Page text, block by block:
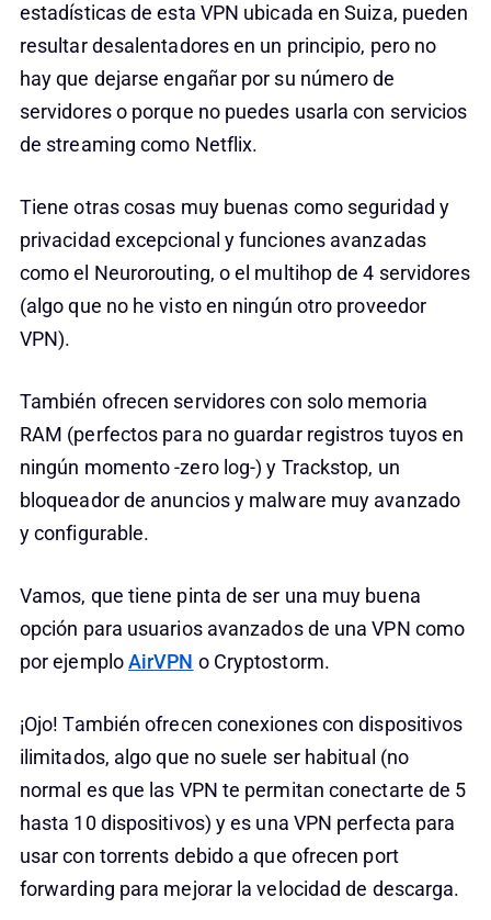
estadísticas de esta VPN ubicada en Suiza, pueden
resultar desalentadores en un principio, pero no
hay que dejarse engañar por su número de
servidores o porque no puedes usarla con servicios
de streaming como Netflix.
Tiene otras cosas muy buenas como seguridad y
privacidad excepcional y funciones avanzadas
como el Neurorouting, o el multihop de 4 servidores
(algo que no he visto en ningún otro proveedor
VPN).
También ofrecen servidores con solo memoria
RAM (perfectos para no guardar registros tuyos en
ningún momento -zero log-) y Trackstop, un
bloqueador de anuncios y malware muy avanzado
y configurable.
Vamos, que tiene pinta de ser una muy buena
opción para usuarios avanzados de una VPN como
por ejemploAirVPN o Cryptostorm.
¡Ojo! También ofrecen conexiones con dispositivos
ilimitados, algo que no suele ser habitual (no
normal es que las VPN te permitan conectarte de 5
hasta 10 dispositivos) y es una VPN perfecta para
usar con torrents debido a que ofrecen port
forwarding para mejorar la velocidad de descarga.